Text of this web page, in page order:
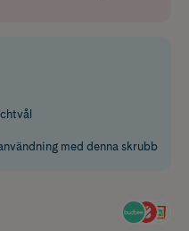
med denna skrubb